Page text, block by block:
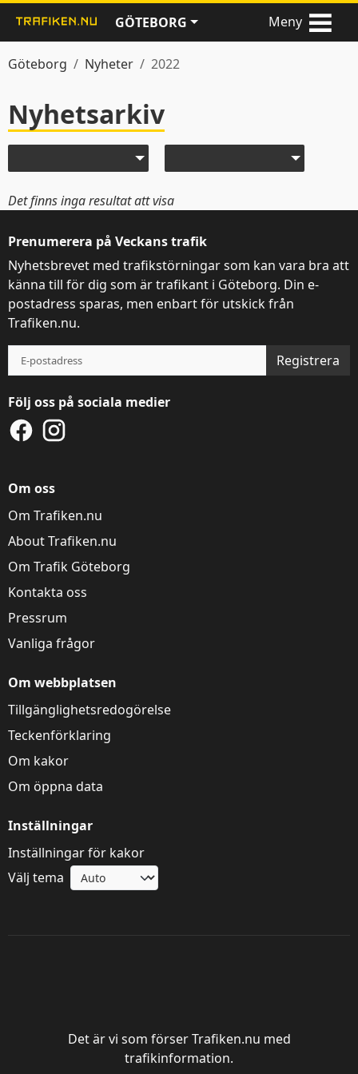
bättre upplevelse. Du kan ändra dina
inställningar på
Visa detaljer
GÖTEBORG Meny
Göteborg Nyheter 2022
Nyhetsarkiv
Nyheter
Det finns inga resultat att visa
Om oss
Om Trafiken.nu
About Trafiken.nu
Om Trafik Göteborg
Kontakta oss
Pressrum
Vanliga frågor
Om webbplatsen
Tillgänglighetsredogörelse
Teckenförklaring
Om kakor
Om öppna data
Inställningar
Inställningar för kakor
Välj tema
Prenumerera på Veckans trafik
Nyhetsbrevet med trafikstörningar som kan vara bra att
känna till för dig som är trafikant i Göteborg. Din e-
postadress sparas, men enbart för utskick från
Trafiken.nu.
Registrera
Följ oss på sociala medier
Det är vi som förser Trafiken.nu med
trafikinformation.